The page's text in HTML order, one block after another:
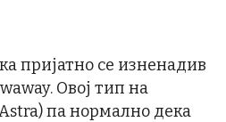
пријатно се изненадив
Овој тип на
па нормално дека